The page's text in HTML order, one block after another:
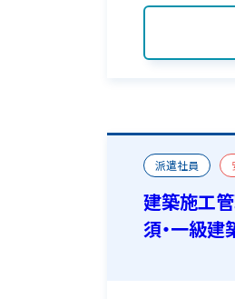
派遣社員
新築
一級
建築施工
須・一級